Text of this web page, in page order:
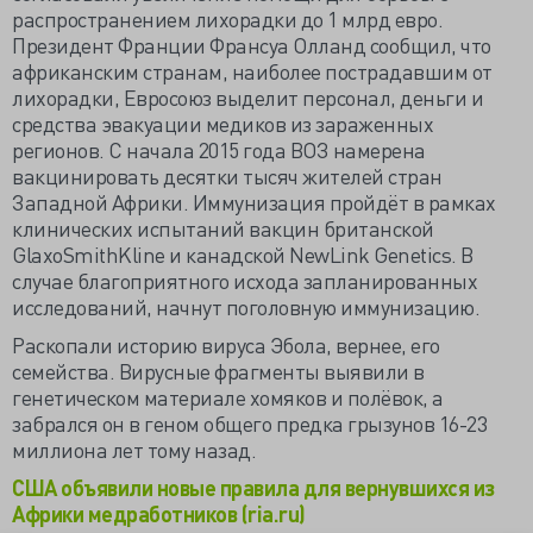
распространением лихорадки до 1 млрд евро.
Президент Франции Франсуа Олланд сообщил, что
африканским странам, наиболее пострадавшим от
лихорадки, Евросоюз выделит персонал, деньги и
средства эвакуации медиков из зараженных
регионов. С начала 2015 года ВОЗ намерена
вакцинировать десятки тысяч жителей стран
Западной Африки. Иммунизация пройдёт в рамках
клинических испытаний вакцин британской
GlaxoSmithKline и канадской NewLink Genetics. В
случае благоприятного исхода запланированных
исследований, начнут поголовную иммунизацию.
Раскопали историю вируса Эбола, вернее, его
семейства. Вирусные фрагменты выявили в
генетическом материале хомяков и полёвок, а
забрался он в геном общего предка грызунов 16-23
миллиона лет тому назад.
США объявили новые правила для вернувшихся из
Африки медработников (ria.ru)